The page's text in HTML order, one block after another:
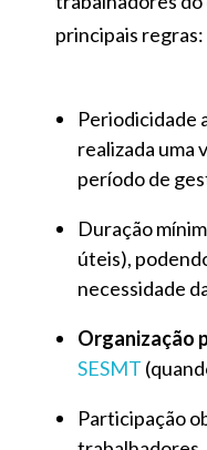
principais regras:
Periodicidade
realizada uma
período de
Duração
úteis),
necessidade
Organização
SESMT
Participação